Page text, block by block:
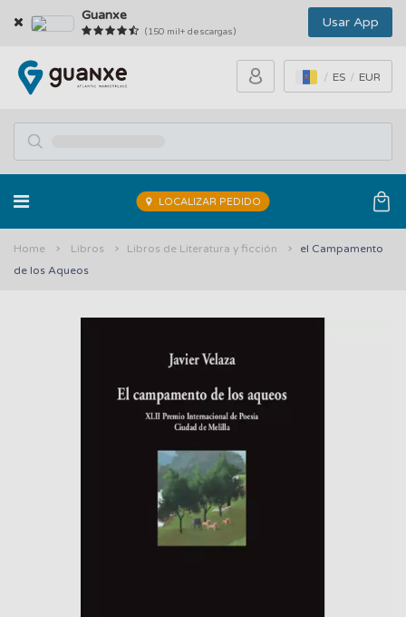
Guanxe
(150 mil+ descargas)
Usar App
ES EUR
LOCALIZAR PEDIDO
Home Libros Libros de Literatura y ficción
el Campamento
de los Aqueos